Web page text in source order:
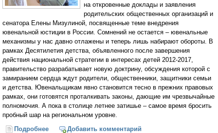
на откровенные доклады и заявления
родительских общественных организаций и
сенатора Елены Мизулиной, посвященные теме внедрения
ювенальной юстиции в России. Сомнений не остается – ювенальные
механизмы у нас давно отлажены и теперь лишь набирают обороты. В
рамках Десятилетия детства, объявленного после завершения
действия национальной стратегии в интересах детей 2012-2017,
правительство разрабатывает новую доктрину, обсуждения которой с
замиранием сердца ждут родители, общественники, защитники семьи
и детства. Ювенальщикам явно становится тесно в прежних правовых
рамках, они готовятся проталкивать законы, дающие им чрезвычайные
полномочия. А пока в столице летнее затишье – самое время бросить
пробный шар на региональном уровне.
Подробнее о «Возьмите вещи, которые пахнут мамой…»
Добавить комментарий